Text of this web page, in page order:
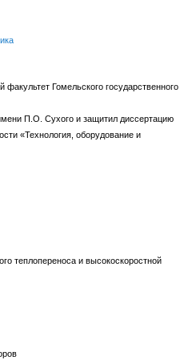
Гомельского государственного
П.О. Сухого и защитил диссертацию
«Технология, оборудование и
теплопереноса и высокоскоростной